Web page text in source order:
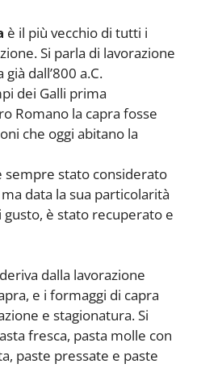
è il più vecchio di tutti i
Si parla di lavorazione
dall’800 a.C.
dei Galli prima
Romano la capra fosse
che oggi abitano la
sempre stato considerato
data la sua particolarità
è stato recuperato e
dalla lavorazione
e i formaggi di capra
e stagionatura. Si
fresca, pasta molle con
paste pressate e paste